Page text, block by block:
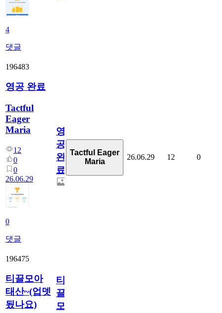
4
댓글
196483
영공 완료
Tactful
Eager
Maria
12
0
0
26.06.29
0
댓글
영
공
완
료
Tactful Eager
Maria
26.06.29 12 0
196475
티끌모아
태산~(업뎃
됬나요)
티
끌
모